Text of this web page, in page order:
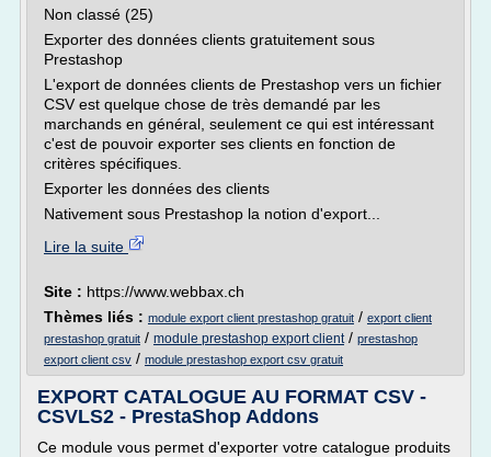
Non classé (25)
Exporter des données clients gratuitement sous
Prestashop
L'export de données clients de Prestashop vers un fichier
CSV est quelque chose de très demandé par les
marchands en général, seulement ce qui est intéressant
c'est de pouvoir exporter ses clients en fonction de
critères spécifiques.
Exporter les données des clients
Nativement sous Prestashop la notion d'export...
Lire la suite
Site : https://www.webbax.ch
Thèmes liés : module export client prestashop gratuit / export client
prestashop gratuit / module prestashop export client/ prestashop
export client csv / module prestashop export csv gratuit
EXPORT CATALOGUE AU FORMAT CSV -
CSVLS2 - PrestaShop Addons
Ce module vous permet d'exporter votre catalogue produits